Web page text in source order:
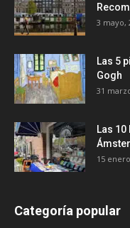
3 mayo,
Las 5
Gogh
31
Las
15
Categoría popular